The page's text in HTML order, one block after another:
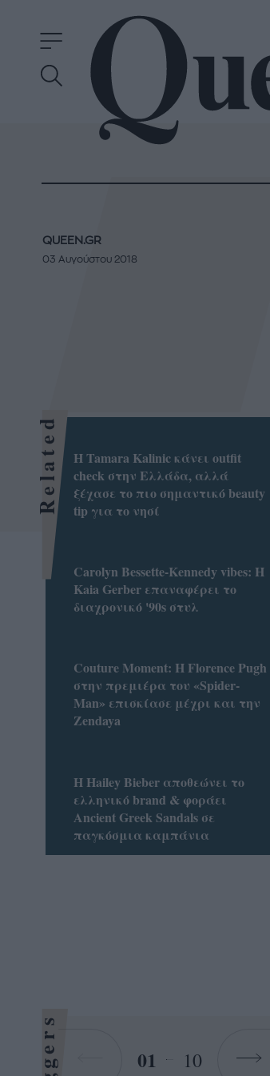
QUEEN.GR
03 Αυγούστου 2018
Related
Η Tamara Kalinic κάνει outfit
check στην Ελλάδα, αλλά
ξέχασε το πιο σημαντικό beauty
tip για το νησί
Carolyn Bessette-Kennedy vibes: Η
Kaia Gerber επαναφέρει το
διαχρονικό '90s στυλ
Couture Moment: Η Florence Pugh
στην πρεμιέρα του «Spider-
Man» επισκίασε μέχρι και την
Zendaya
Η Hailey Bieber αποθεώνει το
ελληνικό brand & φοράει
Ancient Greek Sandals σε
παγκόσμια καμπάνια
01 10